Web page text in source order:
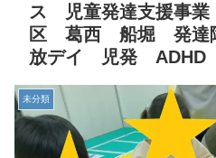
ス 児童発達支援事
区 葛西 船堀 発達
放デイ 児発 ADHD
未分類